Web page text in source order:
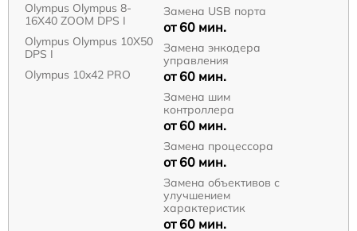
Olympus Olympus 8-
16X40 ZOOM DPS I
Olympus Olympus 10X50
DPS I
Olympus 10x42 PRO
Замена USB порта
от 60 мин.
Замена энкодера
управления
от 60 мин.
Замена шим
контроллера
от 60 мин.
Замена процессора
от 60 мин.
Замена объективов с
улучшением
характеристик
от 60 мин.